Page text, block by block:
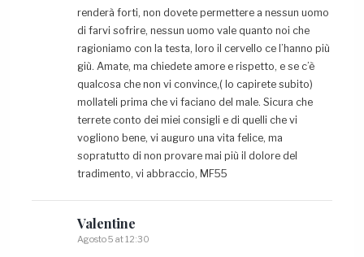
renderà forti, non dovete permettere a nessun uomo
di farvi sofrire, nessun uomo vale quanto noi che
ragioniamo con la testa, loro il cervello ce l’hanno più
giù. Amate, ma chiedete amore e rispetto, e se c’è
qualcosa che non vi convince,( lo capirete subito)
mollateli prima che vi faciano del male. Sicura che
terrete conto dei miei consigli e di quelli che vi
vogliono bene, vi auguro una vita felice, ma
sopratutto di non provare mai più il dolore del
tradimento, vi abbraccio, MF55
Valentine
Agosto 5 at 12:30